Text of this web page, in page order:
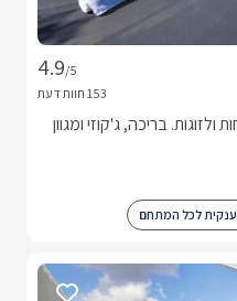
4.9/5
בריכה, ג'קוזי ומגוון
ענקית לכל המתחם